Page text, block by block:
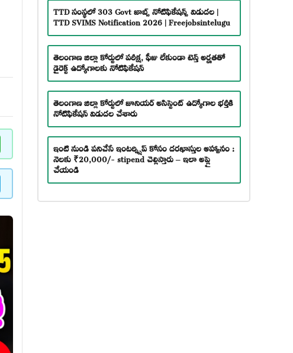
TTD సంస్థలో 303 Govt జాబ్స్ నోటిఫికేషన్స్ విడుదల |
TTD SVIMS Notification 2026 | Freejobsintelugu
తెలంగాణ జిల్లా కోర్టులో పరీక్ష, ఫీజు లేకుండా టెన్త్ అర్హతతో
డైరెక్ట్ ఉద్యోగాలకు నోటిఫికేషన్
తెలంగాణ జిల్లా కోర్టులో జూనియర్ అసిస్టెంట్ ఉద్యోగాల భర్తీకి
నోటిఫికేషన్ విడుదల చేశారు
ఇంటి నుండి పనిచేసే ఇంటర్న్షిప్ కోసం దరఖాస్తుల ఆహ్వానం :
నెలకు ₹20,000/- stipend చెల్లిస్తారు – ఇలా అప్లై
చేయండి